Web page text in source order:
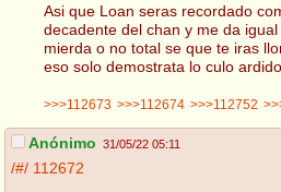
Asi que Loan seras recordado
decadente del chan y me da
mierda o no total se que te iras
eso solo demostrata lo culo
>>>112673 >>>112674 >>>112752
Anónimo 31/05/22 05:11
/#/ 112672